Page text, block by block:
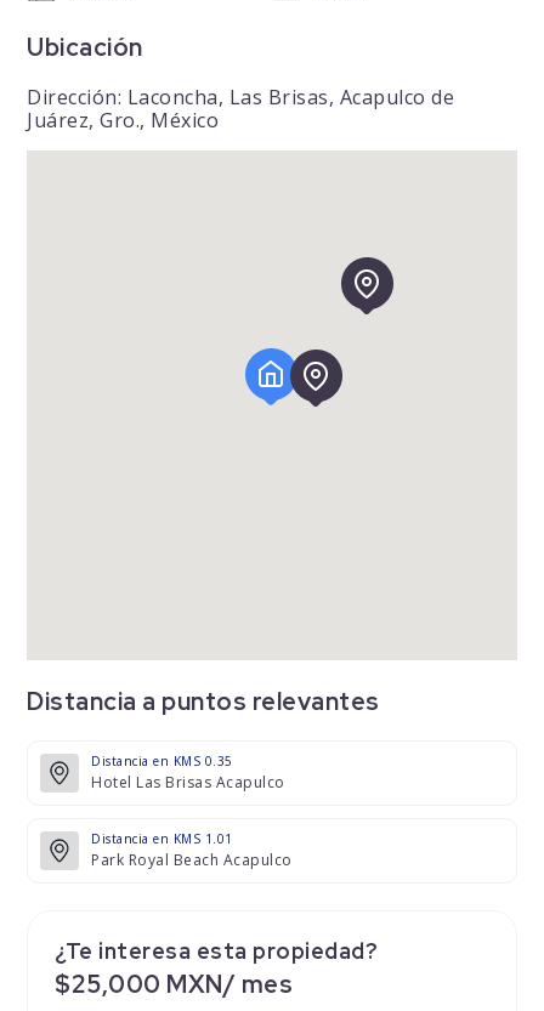
¿Te interesa esta propiedad?
$25,000 MXN/ mes
Ubicación
Dirección: Laconcha, Las Brisas, Acapulco de
Juárez, Gro., México
Distancia a puntos relevantes
Distancia en KMS 0.35
Hotel Las Brisas Acapulco
Distancia en KMS 1.01
Park Royal Beach Acapulco